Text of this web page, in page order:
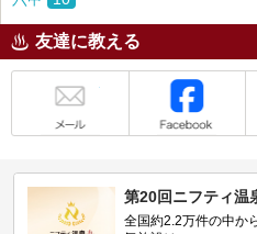
友達に教える
第20回ニフティ温
全国約2.2万件の中か